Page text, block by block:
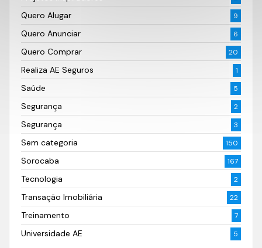
Quero Alugar 9
Quero Anunciar 6
Quero Comprar 20
Realiza AE Seguros 1
Saúde 5
Segurança 2
Segurança 3
Sem categoria 150
Sorocaba 167
Tecnologia 2
Transação Imobiliária 22
Treinamento 7
Universidade AE 5